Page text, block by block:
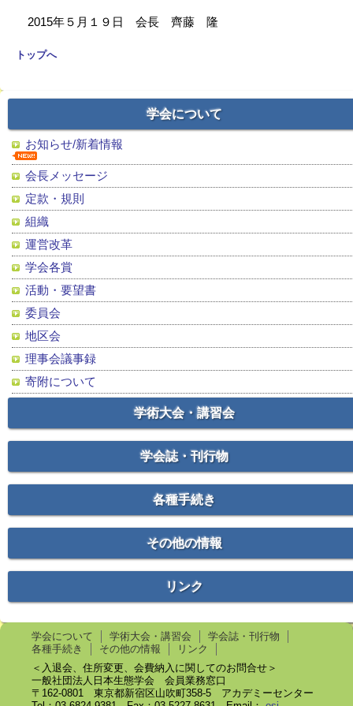
学会について
お知らせ/新着情報
会長メッセージ
定款・規則
組織
運営改革
学会各賞
活動・要望書
委員会
地区会
理事会議事録
寄附について
学術大会・講習会
学会誌・刊行物
各種手続き
その他の情報
リンク
2015年５月１９日 会長 齊藤 隆
トップへ
学会について 学術大会・講習会
学会誌・刊行物
各種手続き
その他の情報
リンク
＜入退会、住所変更、会費納入に関してのお問合せ＞
一般社団法人日本生態学会 会員業務窓口
〒162-0801 東京都新宿区山吹町358-5 アカデミーセンター